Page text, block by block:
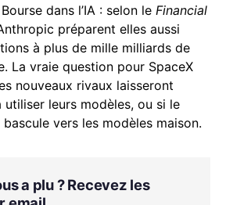
dans l’IA : selon le Financial
préparent elles aussi
à plus de mille milliards de
La vraie question pour SpaceX
nouveaux rivaux laisseront
utiliser leurs modèles, ou si le
vers les modèles maison.
a plu ? Recevez les